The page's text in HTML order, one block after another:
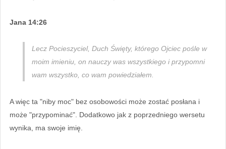
Jana 14:26
Lecz Pocieszyciel, Duch Święty, którego Ojciec pośle w
moim imieniu, on nauczy was wszystkiego i przypomni
wam wszystko, co wam powiedziałem.
A więc ta "niby moc" bez osobowości może zostać posłana i
może "przypominać". Dodatkowo jak z poprzedniego wersetu
wynika, ma swoje imię.